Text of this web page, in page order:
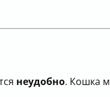
неудобно. Кошка